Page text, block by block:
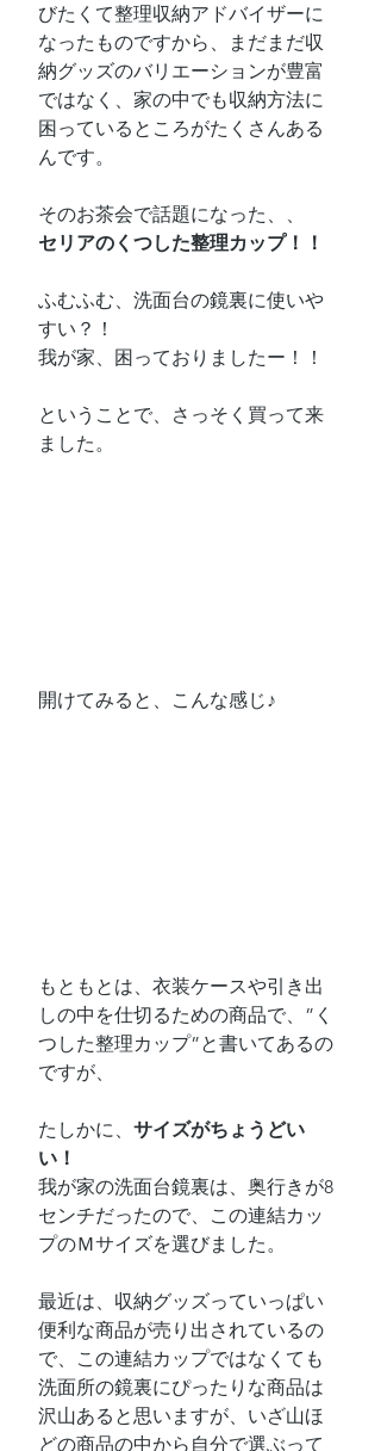
びたくて整理収納アドバイザーに
なったものですから、まだまだ収
納グッズのバリエーションが豊富
ではなく、家の中でも収納方法に
困っているところがたくさんある
んです。
そのお茶会で話題になった、、
セリアのくつした整理カップ！！
ふむふむ、洗面台の鏡裏に使いや
すい？！
我が家、困っておりましたー！！
ということで、さっそく買って来
ました。
開けてみると、こんな感じ♪
もともとは、衣装ケースや引き出
しの中を仕切るための商品で、”く
つした整理カップ”と書いてあるの
ですが、
たしかに、 サイズがちょうどい
い！
我が家の洗面台鏡裏は、奥行きが8
センチだったので、この連結カッ
プのＭサイズを選びました。
最近は、収納グッズっていっぱい
便利な商品が売り出されているの
で、この連結カップではなくても
洗面所の鏡裏にぴったりな商品は
沢山あると思いますが、いざ山ほ
どの商品の中から自分で選ぶって